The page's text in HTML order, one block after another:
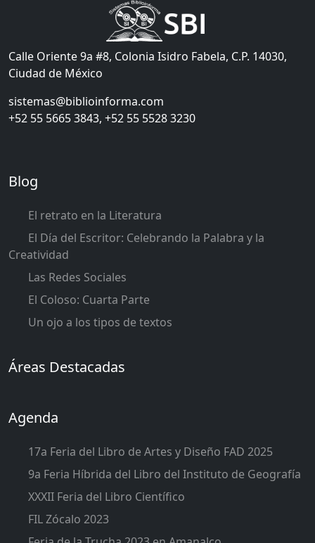
Calle Oriente 9a #8, Colonia Isidro Fabela, C.P. 14030,
Ciudad de México
sistemas@biblioinforma.com
+52 55 5665 3843, +52 55 5528 3230
Blog
El retrato en la Literatura
El Día del Escritor: Celebrando la Palabra y la
Creatividad
Las Redes Sociales
El Coloso: Cuarta Parte
Un ojo a los tipos de textos
Áreas Destacadas
Agenda
17a Feria del Libro de Artes y Diseño FAD 2025
9a Feria Híbrida del Libro del Instituto de Geografía
XXXII Feria del Libro Científico
FIL Zócalo 2023